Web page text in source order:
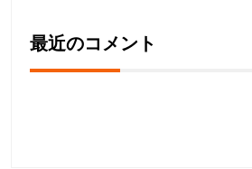
最近のコメント